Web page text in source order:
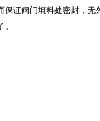
证阀门填料处密封，无